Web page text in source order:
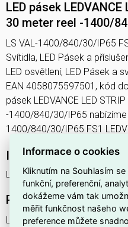
LED pásek
30 meter reel -1400/
LS VAL-1400/840/30/IP65
Svítidla, LED Pásek a
LED osvětlení, LED Pásek a
EAN 4058075597501, kód
pásek LEDVANCE LED
-1400/840/30/IP65 nabízíme
1400/840/30/IP65 FS1
Interní název produktu
LS VAL-1400/840/30/IP65 FS1
Podrobný popis
LS VAL -1400/840/30/IP65
Informace o cookies
Kliknutím na Souhlasím
funkční, preferenční,
dokážeme vám tak
měřit funkčnost našeho
preference můžete